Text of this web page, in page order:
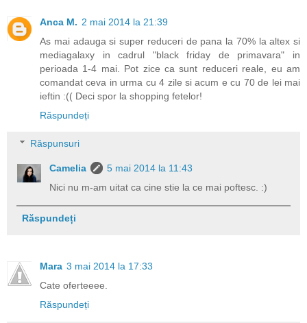
Anca M. 2 mai 2014 la 21:39
As mai adauga si super reduceri de pana la 70% la altex si
mediagalaxy in cadrul "black friday de primavara" in
perioada 1-4 mai. Pot zice ca sunt reduceri reale, eu am
comandat ceva in urma cu 4 zile si acum e cu 70 de lei mai
ieftin :(( Deci spor la shopping fetelor!
Răspundeți
Răspunsuri
Camelia
5 mai 2014 la 11:43
Nici nu m-am uitat ca cine stie la ce mai poftesc. :)
Răspundeți
Mara 3 mai 2014 la 17:33
Cate oferteeee.
Răspundeți